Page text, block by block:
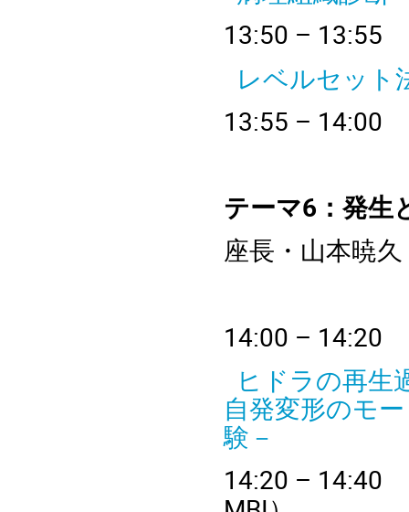
13:50 –
レベルセット
13:55 –
テーマ6 ：発生
座長・山本暁
14:00 –
ヒドラの再生
自発変形のモ
験－
14:20 –